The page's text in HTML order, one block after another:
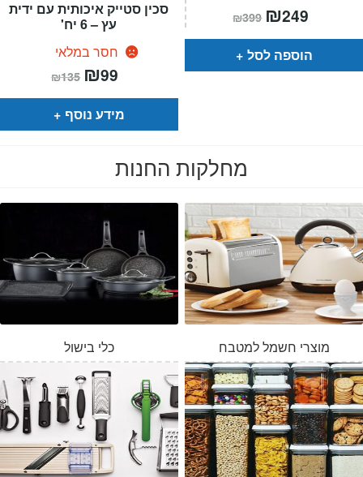
סכין סטייק איכותית עם ידית
עץ – 6 יח'
חסר במלאי
₪135 המחיר
המקורי
היה:
₪135.
₪99
הוא:
מידע נוסף
₪399 המחיר
המקורי
היה:
₪399.
₪249
הוא:
הוספה לסל
מחלקות החנות
כלי בישול מוצרי חשמל למטבח